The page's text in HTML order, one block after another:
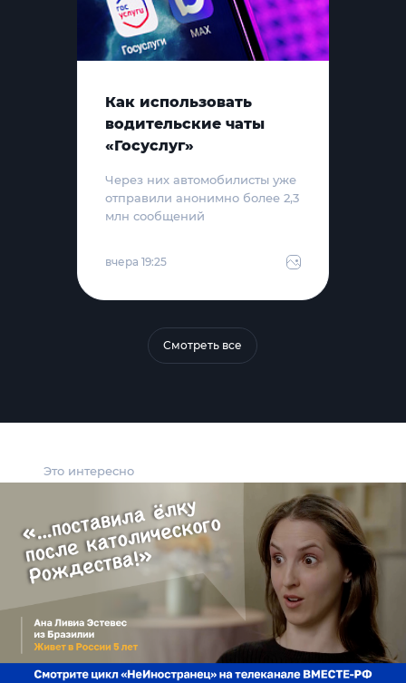
Это интересно
Как использовать
водительские чаты
«Госуслуг»
Через них автомобилисты уже
отправили анонимно более 2,3
млн сообщений
вчера 19:25
Смотреть все